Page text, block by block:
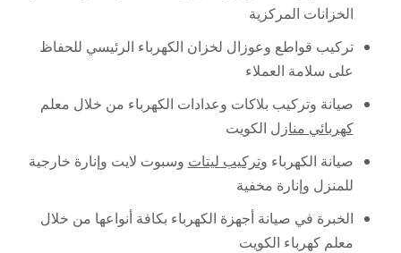
الخزانات المركزية
تركيب قواطع وعوزال لخزان الكهرباء الرئيسي للحفاظ
على سلامة العملاء
صيانة وتركيب بلاكات وعدادات الكهرباء من خلال معلم
كهربائي منازل الكويت
صيانة الكهرباء وتركيب ليتات وسبوت لايت وإنارة خارجية
للمنزل وإنارة مخفية
الخبرة في صيانة أجهزة الكهرباء بكافة أنواعها من خلال
معلم كهرباء الكويت